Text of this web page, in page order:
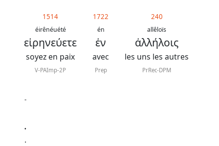
1514
éirênéuété
εἰρηνεύετε
soyez en paix
V-PAImp-2P
1722
én
ἐν
avec
Prep
240
allêloïs
ἀλλήλοις
les uns les autres
PrRec-DPM
-
.
.
Participer